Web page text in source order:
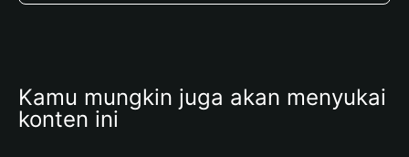
Kamu mungkin juga akan menyukai
konten ini